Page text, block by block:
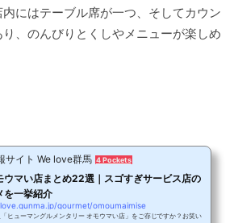
にはテーブル席が一つ、そしてカウン
、のんびりとくしやメニューが楽しめ
サイト We love群馬 4 Pockets
ウマい店まとめ22選｜スゴすぎサービス店の
を一挙紹介
gourmet/omoumaimise
ヒューマングルメンタリー オモウマい店」をご存じですか？お笑い